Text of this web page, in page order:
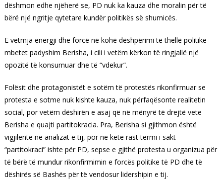
dëshmon edhe njëherë se, PD nuk ka kauza dhe moralin për të
bërë një ngritje qytetare kundër politikës së shumicës.
E vetmja energji dhe forcë në kohë dëshpërimi të thellë politike
mbetet padyshim Berisha, i cili i vetëm kërkon të ringjallë një
opozitë të konsumuar dhe të “vdekur”.
Folësit dhe protagonistët e sotëm të protestës rikonfirmuar se
protesta e sotme nuk kishte kauza, nuk përfaqësonte realitetin
social, por vetëm dëshirën e asaj që në mënyrë të drejtë vete
Berisha e quajti partitokracia. Pra, Berisha si gjithmon është
vigjilente në analizat e tij, por në këtë rast termi i sakt
“partitokraci” ishte për PD, sepse e gjithë protesta u organizua për
të bërë të mundur rikonfirmimin e forcës politike të PD dhe të
dëshirës së Bashës për të vendosur lidershipin e tij.